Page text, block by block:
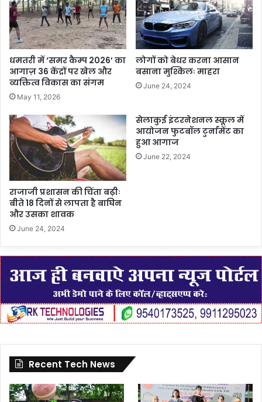
धमतरी में ‘समर कैम्प 2026’ का
आगाज़ 36 केंद्रों पर खेल और
व्यक्तित्व विकास का संगम
May 11, 2026
लोगों को बेधर करना आसान
बसाना मुश्किलः माहरा
June 24, 2024
राजाजी प्रशासन की चिंता बढ़ीः
बीते 18 दिनों से लापता है बाघिन
और उसका शावक
June 24, 2024
सेलाकुई इंटरनेशनल स्कूल में
आयोजन फुटबॉल टुर्नामेंट का
हुआ आगाज
June 22, 2024
Recent Tech News